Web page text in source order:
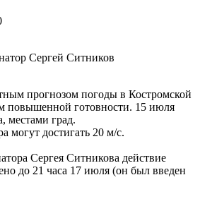
Сергей Ситников
прогнозом погоды в Костромской
повышенной готовности. 15 июля
местами град.
могут достигать 20 м/с.
Сергея Ситникова действие
до 21 часа 17 июля (он был введен